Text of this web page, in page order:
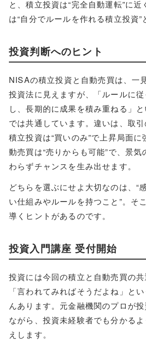
と、積立投資は“完全自動運転”に近
は“自分でルールを作れる積立投資”
投資判断へのヒント
NISAの積立投資と自動売買は、一
投資法に見えますが、「ルールに
し、長期的に成果を積み重ねる」
では共通しています。違いは、取引
積立投資は“買いのみ”で上昇局面に
動売買は“売りからも可能”で、景
わらずチャンスを生み出せます。
どちらを選ぶにせよ大切なのは、“
い仕組みやルールを持つこと”。そ
導くヒントがあるのです。
投資入門講座 受付開始
投資には今回の積立と自動売買の
「言われてみればそうだよね」と
んあります。元金融機関のプロが投
ながら、投資未経験者でも分かる
えします。